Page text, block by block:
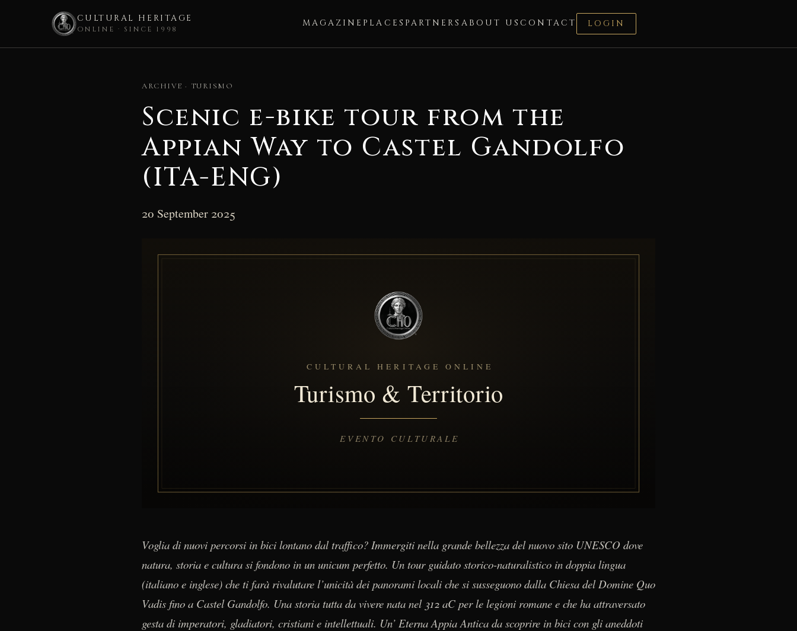
CULTURAL HERITAGE
ONLINE · SINCE 1998
MAGAZINE PLACES PARTNERS ABOUT US CONTACT LOGIN
ARCHIVE · TURISMO
Scenic e-bike tour from the
Appian Way to Castel Gandolfo
(ITA-ENG)
20 September 2025
Voglia di nuovi percorsi in bici lontano dal traffico? Immergiti nella grande bellezza del nuovo sito UNESCO dove
natura, storia e cultura si fondono in un unicum perfetto. Un tour guidato storico-naturalistico in doppia lingua
(italiano e inglese) che ti farà rivalutare l’unicità dei panorami locali che si susseguono dalla Chiesa del Domine Quo
Vadis fino a Castel Gandolfo. Una storia tutta da vivere nata nel 312 aC per le legioni romane e che ha attraversato
gesta di imperatori, gladiatori, cristiani e intellettuali. Un’ Eterna Appia Antica da scoprire in bici con gli aneddoti